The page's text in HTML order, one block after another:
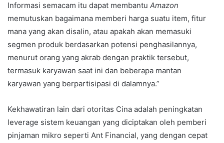
Informasi semacam itu dapat membantu Amazon
memutuskan bagaimana memberi harga suatu item, fitur
mana yang akan disalin, atau apakah akan memasuki
segmen produk berdasarkan potensi penghasilannya,
menurut orang yang akrab dengan praktik tersebut,
termasuk karyawan saat ini dan beberapa mantan
karyawan yang berpartisipasi di dalamnya.”
Kekhawatiran lain dari otoritas Cina adalah peningkatan
leverage sistem keuangan yang diciptakan oleh pemberi
pinjaman mikro seperti Ant Financial, yang dengan cepat